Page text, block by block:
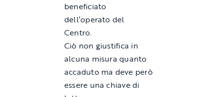
beneficiato
dell’operato del
Centro.
Ciò non giustifica in
alcuna misura quanto
accaduto ma deve però
essere una chiave di